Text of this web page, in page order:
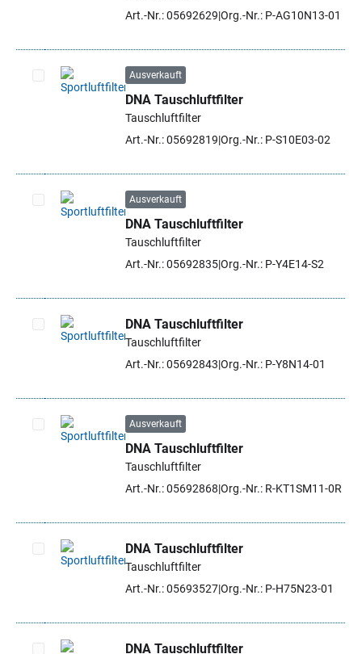
Artikel auswählenArt.-Nr.: 05692629 Org.-Nr.: P-AG10N13-01
Artikel auswählen
Ausverkauft
DNA Tauschluftfilter
Tauschluftfilter
Art.-Nr.: 05692819 Org.-Nr.: P-S10E03-02
Artikel auswählen
Ausverkauft
DNA Tauschluftfilter
Tauschluftfilter
Art.-Nr.: 05692835Org.-Nr.: P-Y4E14-S2
Artikel auswählen
DNA Tauschluftfilter
Tauschluftfilter
Art.-Nr.: 05692843 Org.-Nr.: P-Y8N14-01
Artikel auswählen
Ausverkauft
DNA Tauschluftfilter
Tauschluftfilter
Art.-Nr.: 05692868 Org.-Nr.: R-KT1SM11-0R
Artikel auswählen
DNA Tauschluftfilter
Tauschluftfilter
Art.-Nr.: 05693527Org.-Nr.: P-H75N23-01
DNA Tauschluftfilter